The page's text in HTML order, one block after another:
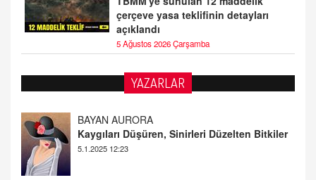
çerçeve yasa teklifinin detayları
açıklandı
5 Ağustos 2026 Çarşamba
YAZARLAR
DOKTOR CİVANIM
Mastürbasyon ve Tatmin: Bir Keşif Yolculuğu
13.11.2024 22:51